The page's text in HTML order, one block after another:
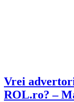
Vrei
ROL.ro? –